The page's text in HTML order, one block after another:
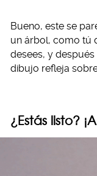
Bueno, este se
un árbol, como tú
desees, y
dibujo refleja
¿Estás listo?